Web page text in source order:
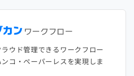
ウド管理できるワークフロー
コ・ペーパーレスを実現しま